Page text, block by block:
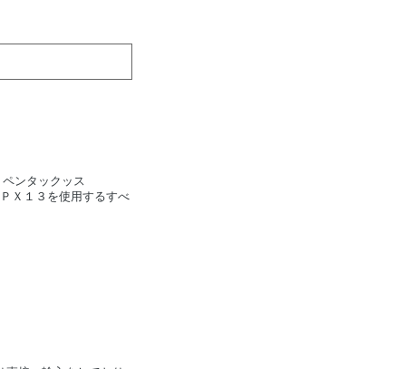
ンタックッス
Ｘ１３を使用するすべ